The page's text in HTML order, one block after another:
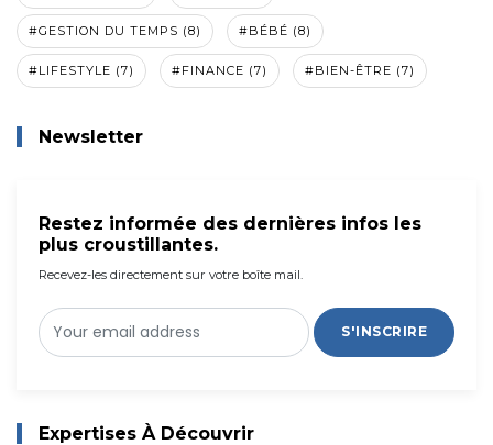
#GESTION DU TEMPS (8) #BÉBÉ (8)
#LIFESTYLE (7) #FINANCE (7) #BIEN-ÊTRE (7)
Newsletter
Restez informée des dernières infos les
plus croustillantes.
Recevez-les directement sur votre boîte mail.
S'INSCRIRE
Expertises À Découvrir